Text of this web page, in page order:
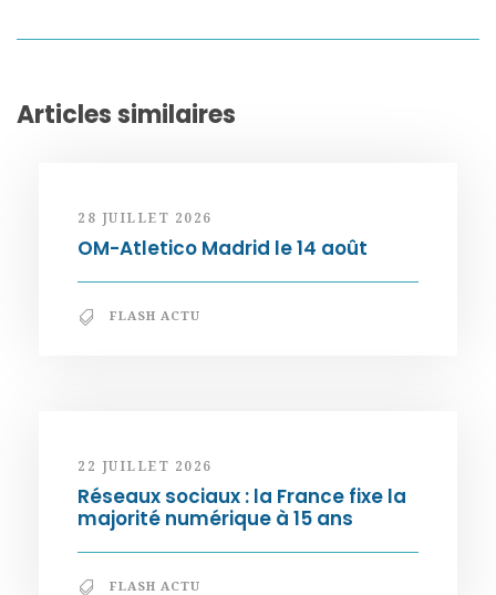
Articles similaires
28 JUILLET 2026
OM-Atletico Madrid le 14 août
FLASH ACTU
22 JUILLET 2026
Réseaux sociaux : la France fixe la
majorité numérique à 15 ans
FLASH ACTU